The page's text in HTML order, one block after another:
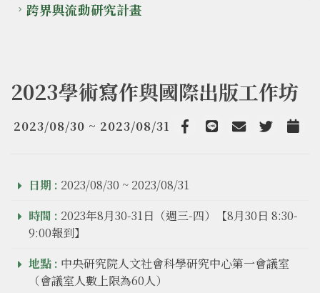
跨界與流動研究計畫
2023學術寫作與國際出版工作坊
2023/08/30 ~ 2023/08/31
Facebook TwitterAdd
日期 : 2023/08/30 ~ 2023/08/31
時間 : 2023年8月30-31日（週三-四）【8月30日 8:30-
9:00報到】
地點 : 中央研究院人文社會科學研究中心第一會議室
（會議室人數上限為60人）